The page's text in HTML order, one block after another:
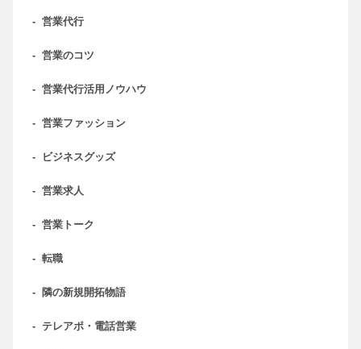
- 営業代行
- 営業のコツ
- 営業代行活用ノウハウ
- 営業ファッション
- ビジネスグッズ
- 営業求人
- 営業トーク
- 転職
- 隣の新規開拓物語
- テレアポ・電話営業